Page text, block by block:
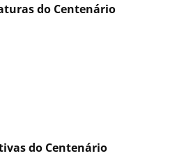
do Centenário
do Centenário